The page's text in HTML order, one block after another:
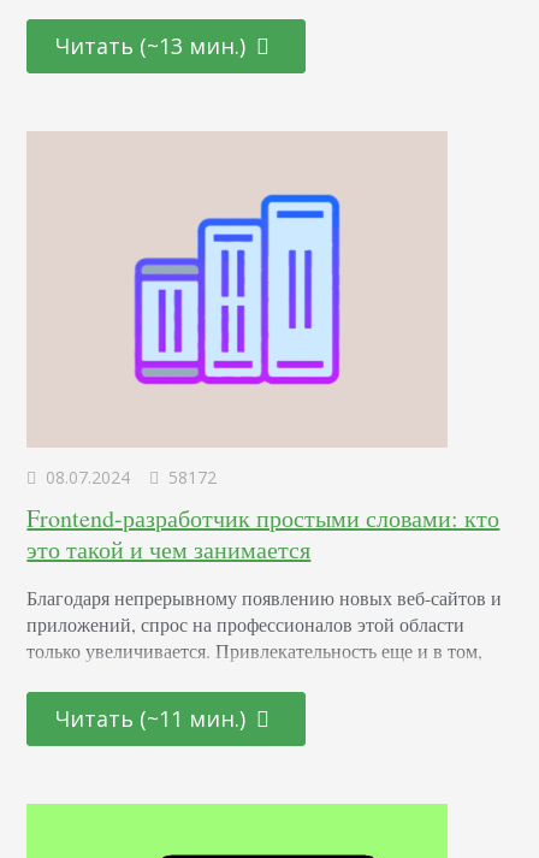
последних достижениях в области психологии и
нейронаук. От подбора цветовой палитры до создания
человеческого сознания для повышения интереса и
Читать (~13 мин.)
08.07.2024 58172
Frontend-разработчик простыми словами: кто
это такой и чем занимается
Благодаря непрерывному появлению новых веб-сайтов и
приложений, спрос на профессионалов этой области
только увеличивается. Привлекательность еще и в том,
специалистов, так и для тех, кто находится на стадии
переосмысления карьерного пути и готов начать все с
интерфейсов для сайтов и приложений. Он…
Читать (~11 мин.)